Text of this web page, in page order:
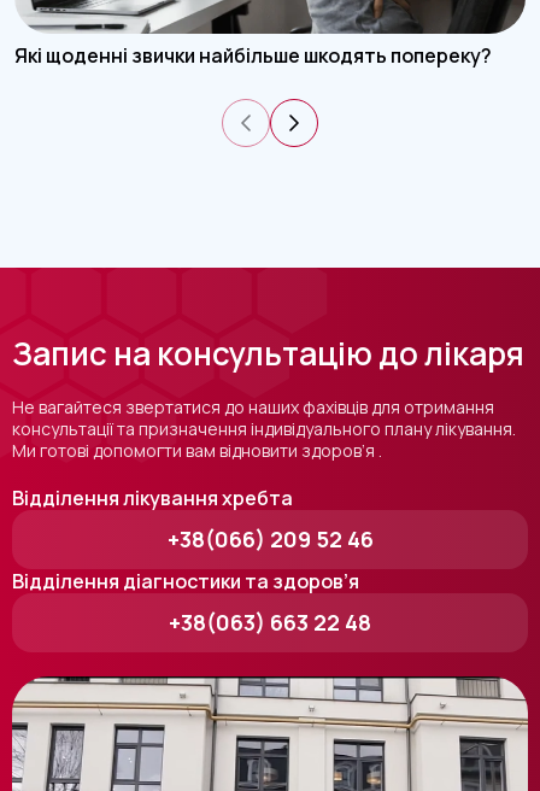
Які щоденні звички найбільше шкодять попереку?
Запис на консультацію до лікаря
Не вагайтеся звертатися до наших фахівців для отримання
консультації та призначення індивідуального плану лікування.
Ми готові допомогти вам відновити здоров’я .
Відділення лікування хребта
+38(066) 209 52 46
Відділення діагностики та здоров’я
+38(063) 663 22 48